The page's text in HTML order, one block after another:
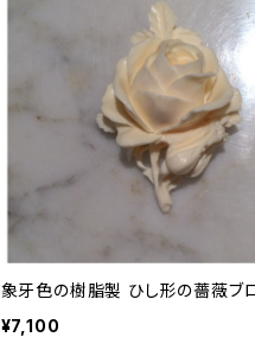
象牙色の樹脂製 ひし形の薔薇ブ
¥7,100